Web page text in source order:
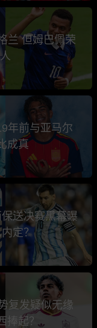
兰 但姆巴佩荣
年前与亚马尔
成真
送决赛黑幕曝
定？
复发疑似无缘
捧起？